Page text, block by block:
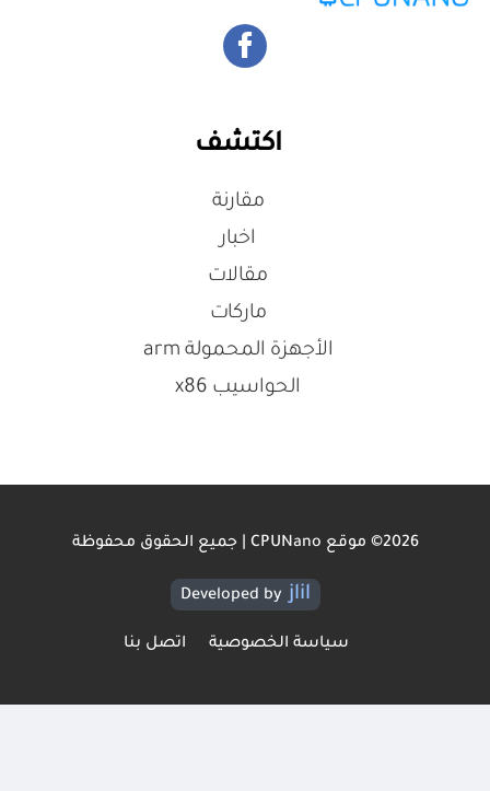
اكتشف
مقارنة
اخبار
مقالات
ماركات
الأجهزة المحمولة arm
الحواسيب x86
2026© موقع CPUNano | جميع الحقوق محفوظة
Developed by jlil
سياسة الخصوصية اتصل بنا